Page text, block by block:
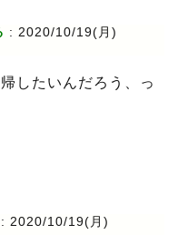
: 2020/10/19(月)
したいんだろう、っ
: 2020/10/19(月)